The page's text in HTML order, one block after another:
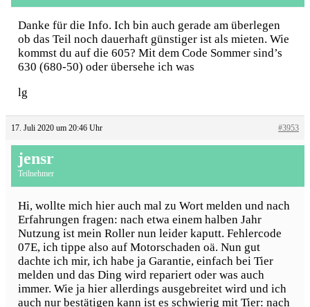
Danke für die Info. Ich bin auch gerade am überlegen
ob das Teil noch dauerhaft günstiger ist als mieten. Wie
kommst du auf die 605? Mit dem Code Sommer sind’s
630 (680-50) oder übersehe ich was
lg
17. Juli 2020 um 20:46 Uhr #3953
jensr
Teilnehmer
Hi, wollte mich hier auch mal zu Wort melden und nach
Erfahrungen fragen: nach etwa einem halben Jahr
Nutzung ist mein Roller nun leider kaputt. Fehlercode
07E, ich tippe also auf Motorschaden oä. Nun gut
dachte ich mir, ich habe ja Garantie, einfach bei Tier
melden und das Ding wird repariert oder was auch
immer. Wie ja hier allerdings ausgebreitet wird und ich
auch nur bestätigen kann ist es schwierig mit Tier: nach